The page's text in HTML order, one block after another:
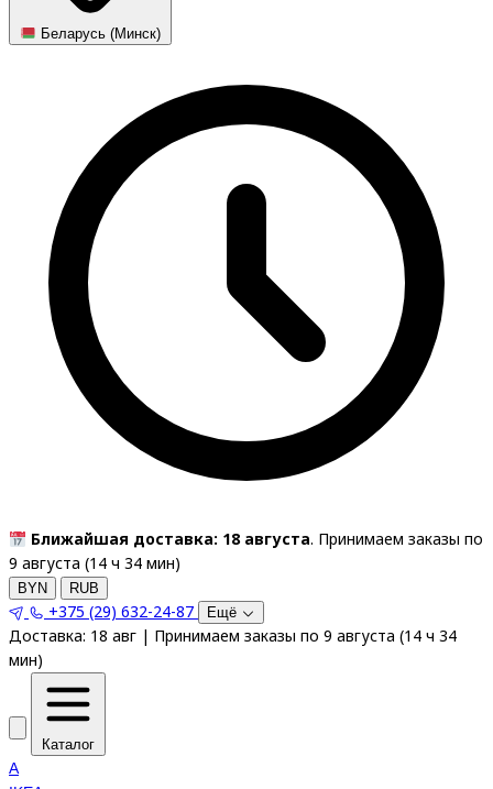
Беларусь (Минск)
Ближайшая доставка: 18 августа. Принимаем заказы по
9 августа (14 ч 34 мин)
BYN RUB
+375 (29) 632-24-87 Ещё
Доставка: 18 авг | Принимаем заказы по 9 августа (14 ч 34
мин)
Каталог
A